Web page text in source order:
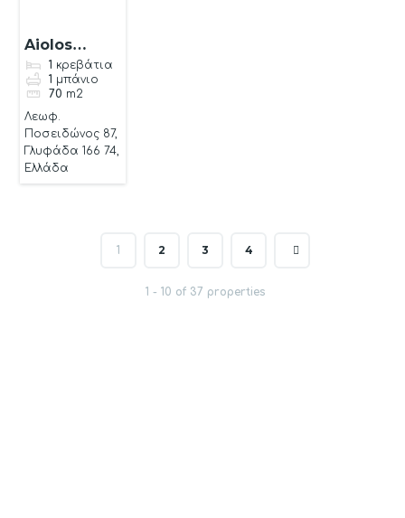
Aiolos
Glyfada
view sea
suite 6
1 κρεβάτια
1 μπάνιο
70 m2
Λεωφ.
Ποσειδώνος 87,
Γλυφάδα 166 74,
Ελλάδα
1 2 3 4
1 - 10 of 37 properties